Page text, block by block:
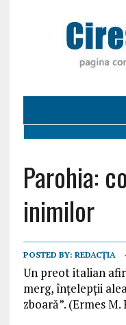
Parohia:
inimilor
POSTED BY: REDACȚIA
Un preot italian
merg, înţelepţii
zboară”. (Ermes M.